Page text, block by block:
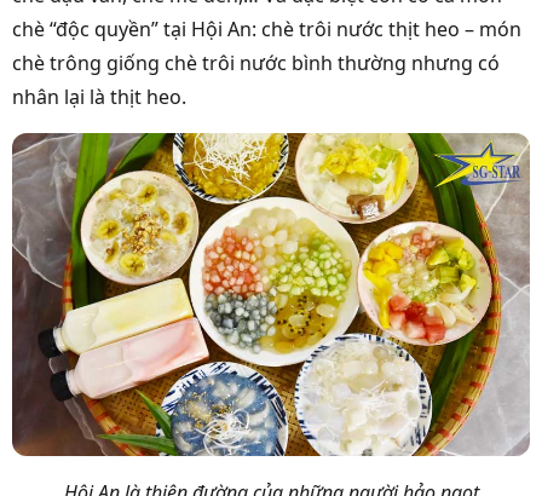
chè “độc quyền” tại Hội An: chè trôi nước thịt heo – món
chè trông giống chè trôi nước bình thường nhưng có
nhân lại là thịt heo.